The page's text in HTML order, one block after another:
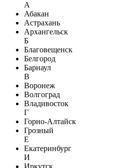
А
Абакан
Астрахань
Архангельск
Б
Благовещенск
Белгород
Барнаул
В
Воронеж
Волгоград
Владивосток
Г
Горно-Алтайск
Грозный
Е
Екатеринбург
И